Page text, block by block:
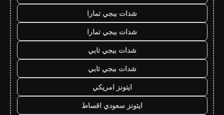
شدات ببجي تمارا
شدات ببجي تمارا
شدات ببجي تابي
شدات ببجي تابي
ايتونز امريكي
ايتونز سعودي اقساط